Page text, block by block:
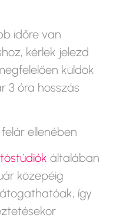
időre van
kérlek jelezd
küldök
3 óra hosszás
ellenében
általában
közepéig
így